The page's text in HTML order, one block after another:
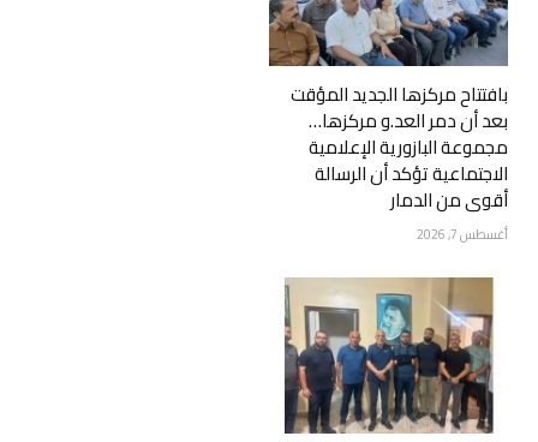
بافتتاح مركزها الجديد المؤقت
بعد أن دمر العد.و مركزها…
مجموعة البازورية الإعلامية
الاجتماعية تؤكد أن الرسالة
أقوى من الدمار
أغسطس 7, 2026